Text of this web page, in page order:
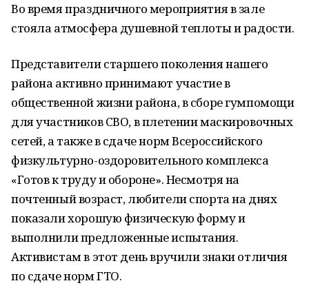
Во время праздничного мероприятия в зале
стояла атмосфера душевной теплоты и радости.
Представители старшего поколения нашего
района активно принимают участие в
общественной жизни района, в сборе гумпомощи
для участников СВО, в плетении маскировочных
сетей, а также в сдаче норм Всероссийского
физкультурно-оздоровительного комплекса
«Готов к труду и обороне». Несмотря на
почтенный возраст, любители спорта на днях
показали хорошую физическую форму и
выполнили предложенные испытания.
Активистам в этот день вручили знаки отличия
по сдаче норм ГТО.